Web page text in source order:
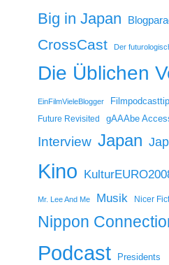
Big in Japan
CrossCast Der
Die Üblichen
EinFilmVieleBlogger
Future Revisited
gAAAbe
Interview Japan
Kino
Mr. Lee And Me Musik Nicer
Nippon
Podcast Presidents